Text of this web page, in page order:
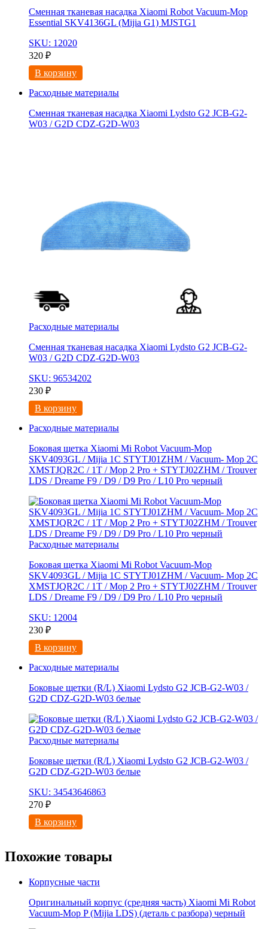
Сменная тканевая насадка Xiaomi Robot Vacuum-Mop
Essential SKV4136GL (Mijia G1) MJSTG1
SKU: 12020
320 ₽
В корзину
Расходные материалы
Сменная тканевая насадка Xiaomi Lydsto G2 JCB-G2-
W03 / G2D CDZ-G2D-W03
Расходные материалы
Сменная тканевая насадка Xiaomi Lydsto G2 JCB-G2-
W03 / G2D CDZ-G2D-W03
SKU: 96534202
230 ₽
В корзину
Расходные материалы
Боковая щетка Xiaomi Mi Robot Vacuum-Mop
SKV4093GL / Mijia 1C STYTJ01ZHM / Vacuum- Mop 2C
XMSTJQR2C / 1T / Mop 2 Pro + STYTJ02ZHM / Trouver
LDS / Dreame F9 / D9 / D9 Pro / L10 Pro черный
Расходные материалы
Боковая щетка Xiaomi Mi Robot Vacuum-Mop
SKV4093GL / Mijia 1C STYTJ01ZHM / Vacuum- Mop 2C
XMSTJQR2C / 1T / Mop 2 Pro + STYTJ02ZHM / Trouver
LDS / Dreame F9 / D9 / D9 Pro / L10 Pro черный
SKU: 12004
230 ₽
В корзину
Расходные материалы
Боковые щетки (R/L) Xiaomi Lydsto G2 JCB-G2-W03 /
G2D CDZ-G2D-W03 белые
Расходные материалы
Боковые щетки (R/L) Xiaomi Lydsto G2 JCB-G2-W03 /
G2D CDZ-G2D-W03 белые
SKU: 34543646863
270 ₽
В корзину
Похожие товары
Корпусные части
Оригинальный корпус (средняя часть) Xiaomi Mi Robot
Vacuum-Mop P (Mijia LDS) (деталь с разбора) черный